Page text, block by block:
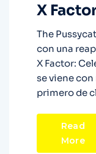
X
The
con una
X Factor:
se viene
primero de
Read
More